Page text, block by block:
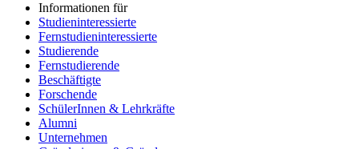
Informationen für
Studieninteressierte
Fernstudieninteressierte
Studierende
Fernstudierende
Beschäftigte
Forschende
SchülerInnen & Lehrkräfte
Alumni
Unternehmen